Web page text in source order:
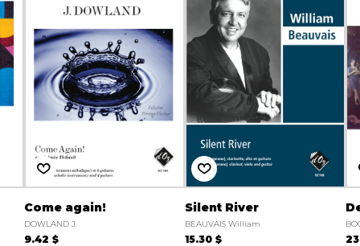
Come again!
DOWLAND J.
9.42 $
Silent River
BEAUVAIS William
15.30 $